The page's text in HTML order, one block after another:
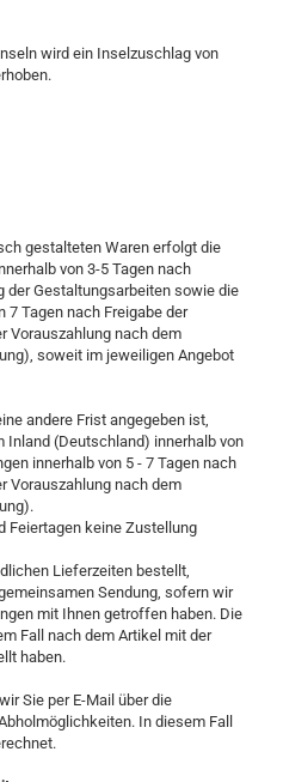
wird ein Inselzuschlag von
gestalteten Waren erfolgt die
von 3-5 Tagen nach
Gestaltungsarbeiten sowie die
7 Tagen nach Freigabe der
Vorauszahlung nach dem
soweit im jeweiligen Angebot
andere Frist angegeben ist,
Inland (Deutschland) innerhalb von
innerhalb von 5 - 7 Tagen nach
Vorauszahlung nach dem
Feiertagen keine Zustellung
Lieferzeiten bestellt,
Sendung, sofern wir
mit Ihnen getroffen haben. Die
Fall nach dem Artikel mit der
haben.
Sie per E-Mail über die
In diesem Fall